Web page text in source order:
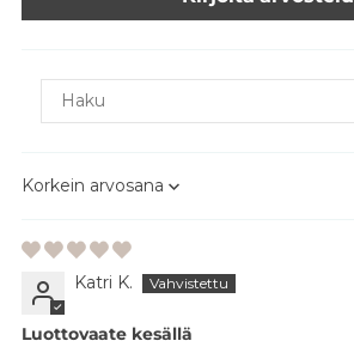
Sort by
Katri K.
Luottovaate kesällä